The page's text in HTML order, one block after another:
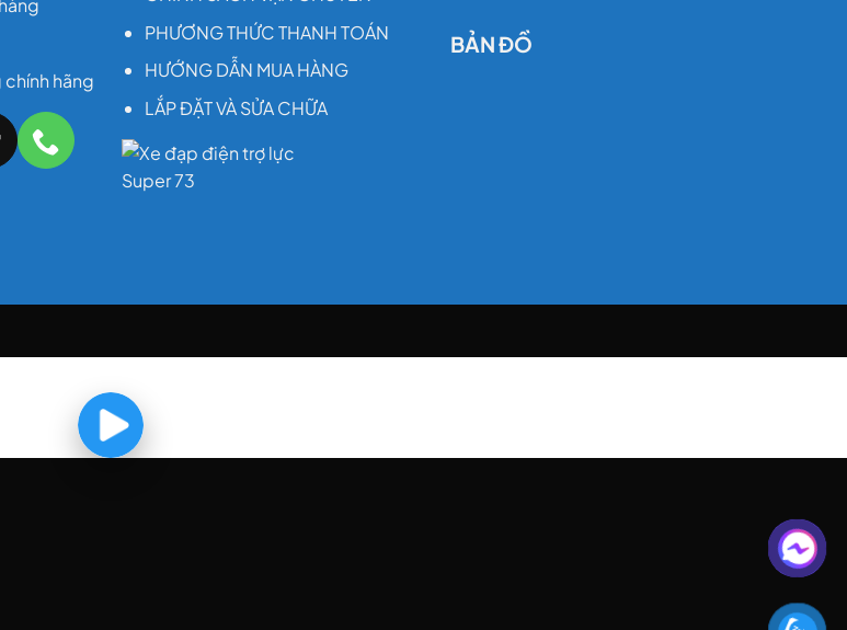
hãng
PHƯƠNG THỨC THANH TOÁN
HƯỚNG DẪN MUA HÀNG
LẮP ĐẶT VÀ SỬA CHỮA
BẢN ĐỒ